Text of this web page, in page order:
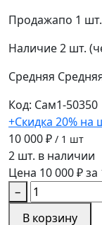
Продажапо 1 шт.
Наличие2 шт.
Средняя
Код: Сам1-50350
+Скидка 20%
10 000 ₽ / 1 шт
2 шт. в наличии
Цена 10 000 ₽ за
−
В корзину